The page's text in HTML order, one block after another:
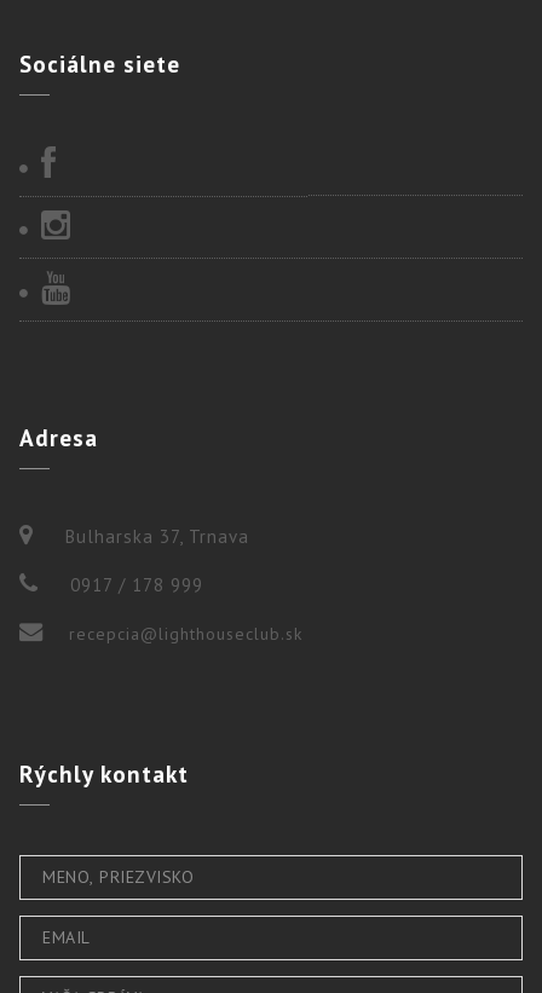
Sociálne siete
Adresa
Bulharska 37, Trnava
0917 / 178 999
recepcia@lighthouseclub.sk
Rýchlykontakt